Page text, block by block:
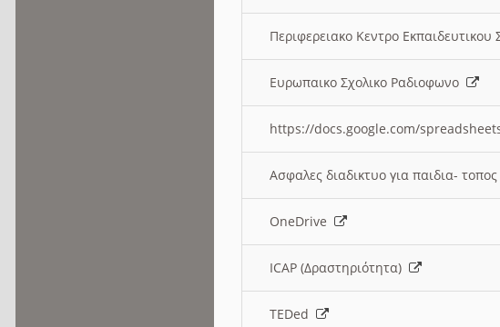
Περιφερειακο Κεντρο
Ευρωπαικο Σχολικο Ραδιοφωνο
https://docs.google.com/
Ασφαλες διαδικτυο για παιδια-
OneDrive
ICAP (Δραστηριότητα)
TEDed